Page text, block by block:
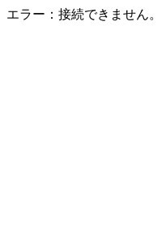
エラー：接続できません。